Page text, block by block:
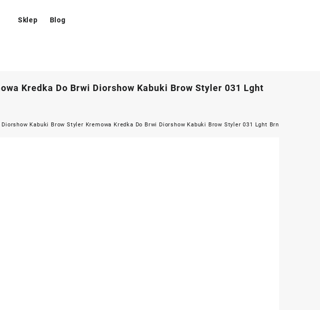
Sklep Blog
Kredka Do Brwi Diorshow Kabuki Brow Styler 031 Lght
Diorshow Kabuki Brow Styler Kremowa Kredka Do Brwi Diorshow Kabuki Brow Styler 031 Lght Brn